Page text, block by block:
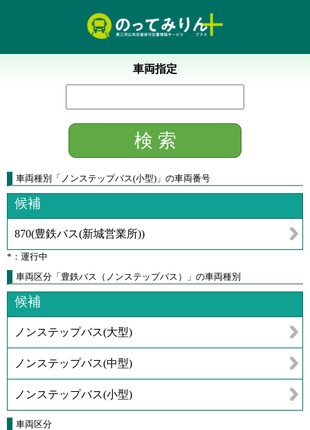
車両指定
車両種別 「 ノンステップバス(小型) 」 の車両番号
候補
870(豊鉄バス(新城営業所))
*：運行中
車両区分「豊鉄バス（ノンステップバス）」の車両種別
候補
ノンステップバス(大型)
ノンステップバス(中型)
ノンステップバス(小型)
車両区分